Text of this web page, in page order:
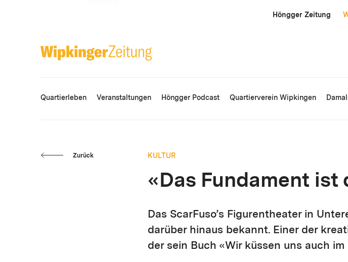
Höngger Zeitung
Quartierleben Veranstaltungen Höngger Podcast Quartierverein Wipkingen
Zurück KULTUR
«Das Fundament ist
Das ScarFuso’s Figurentheater in
darüber hinaus bekannt. Einer der
der sein Buch «Wir küssen uns auch